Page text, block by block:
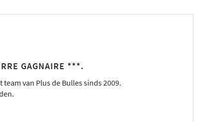
GAGNAIRE ***.
van Plus de Bulles sinds 2009.